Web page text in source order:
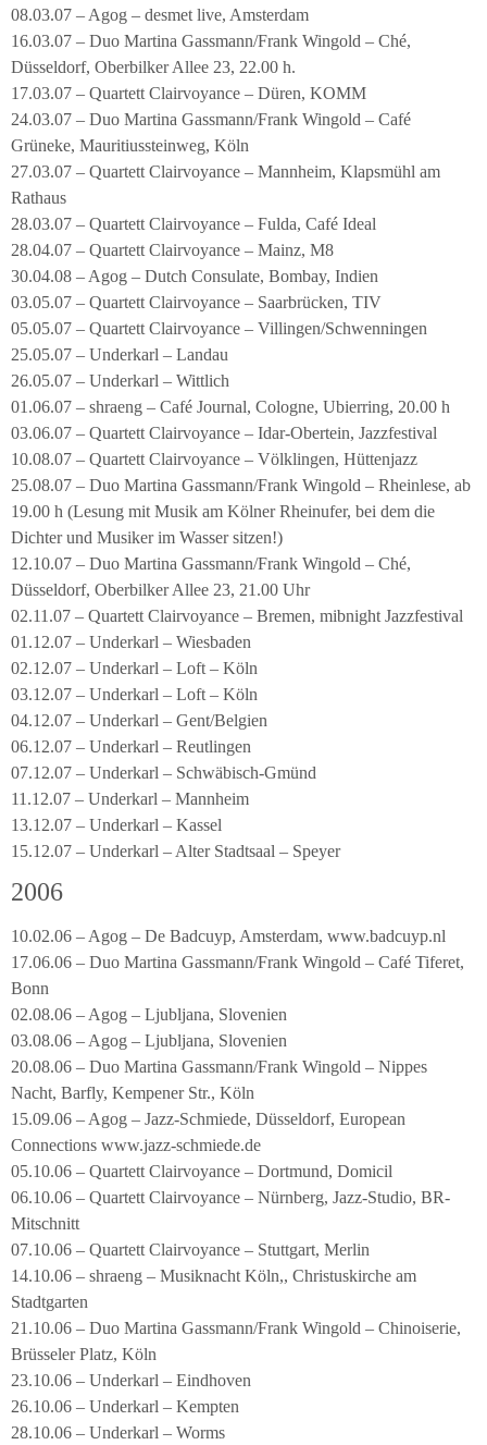
08.03.07 – Agog – desmet live, Amsterdam
16.03.07 – Duo Martina Gassmann/Frank Wingold – Ché,
Düsseldorf, Oberbilker Allee 23, 22.00 h.
17.03.07 – Quartett Clairvoyance – Düren, KOMM
24.03.07 – Duo Martina Gassmann/Frank Wingold – Café
Grüneke, Mauritiussteinweg, Köln
27.03.07 – Quartett Clairvoyance – Mannheim, Klapsmühl am
Rathaus
28.03.07 – Quartett Clairvoyance – Fulda, Café Ideal
28.04.07 – Quartett Clairvoyance – Mainz, M8
30.04.08 – Agog – Dutch Consulate, Bombay, Indien
03.05.07 – Quartett Clairvoyance – Saarbrücken, TIV
05.05.07 – Quartett Clairvoyance – Villingen/Schwenningen
25.05.07 – Underkarl – Landau
26.05.07 – Underkarl – Wittlich
01.06.07 – shraeng – Café Journal, Cologne, Ubierring, 20.00 h
03.06.07 – Quartett Clairvoyance – Idar-Obertein, Jazzfestival
10.08.07 – Quartett Clairvoyance – Völklingen, Hüttenjazz
25.08.07 – Duo Martina Gassmann/Frank Wingold – Rheinlese, ab
19.00 h (Lesung mit Musik am Kölner Rheinufer, bei dem die
Dichter und Musiker im Wasser sitzen!)
12.10.07 – Duo Martina Gassmann/Frank Wingold – Ché,
Düsseldorf, Oberbilker Allee 23, 21.00 Uhr
02.11.07 – Quartett Clairvoyance – Bremen, mibnight Jazzfestival
01.12.07 – Underkarl – Wiesbaden
02.12.07 – Underkarl – Loft – Köln
03.12.07 – Underkarl – Loft – Köln
04.12.07 – Underkarl – Gent/Belgien
06.12.07 – Underkarl – Reutlingen
07.12.07 – Underkarl – Schwäbisch-Gmünd
11.12.07 – Underkarl – Mannheim
13.12.07 – Underkarl – Kassel
15.12.07 – Underkarl – Alter Stadtsaal – Speyer
2006
10.02.06 – Agog – De Badcuyp, Amsterdam, www.badcuyp.nl
17.06.06 – Duo Martina Gassmann/Frank Wingold – Café Tiferet,
Bonn
02.08.06 – Agog – Ljubljana, Slovenien
03.08.06 – Agog – Ljubljana, Slovenien
20.08.06 – Duo Martina Gassmann/Frank Wingold – Nippes
Nacht, Barfly, Kempener Str., Köln
15.09.06 – Agog – Jazz-Schmiede, Düsseldorf, European
Connections www.jazz-schmiede.de
05.10.06 – Quartett Clairvoyance – Dortmund, Domicil
06.10.06 – Quartett Clairvoyance – Nürnberg, Jazz-Studio, BR-
Mitschnitt
07.10.06 – Quartett Clairvoyance – Stuttgart, Merlin
14.10.06 – shraeng – Musiknacht Köln,, Christuskirche am
Stadtgarten
21.10.06 – Duo Martina Gassmann/Frank Wingold – Chinoiserie,
Brüsseler Platz, Köln
23.10.06 – Underkarl – Eindhoven
26.10.06 – Underkarl – Kempten
28.10.06 – Underkarl – Worms